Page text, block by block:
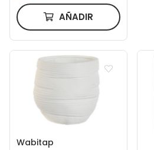
AÑADIR
Wabitap